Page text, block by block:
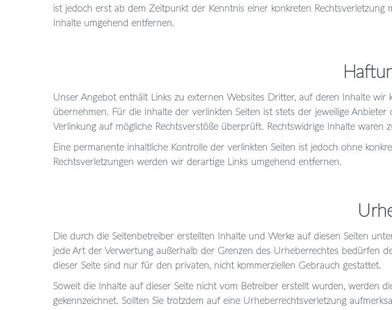
ist jedoch erst ab dem Zeitpunkt der Kenntnis einer konkreten
Inhalte umgehend entfernen.
Unser Angebot enthält Links zu externen Websites Dritter, auf deren Inhalte
übernehmen. Für die Inhalte der verlinkten Seiten ist stets der jeweilige
Verlinkung auf mögliche Rechtsverstöße überprüft. Rechtswidrige Inhalte waren
Eine permanente inhaltliche Kontrolle der verlinkten Seiten ist jedoch ohne
Rechtsverletzungen werden wir derartige Links umgehend entfernen.
Die durch die Seitenbetreiber erstellten Inhalte und Werke auf diesen Seiten
jede Art der Verwertung außerhalb der Grenzen des Urheberrechtes bedürfen
dieser Seite sind nur für den privaten, nicht kommerziellen Gebrauch gestattet.
Soweit die Inhalte auf dieser Seite nicht vom Betreiber erstellt wurden, werden
gekennzeichnet. Sollten Sie trotzdem auf eine Urheberrechtsverletzung